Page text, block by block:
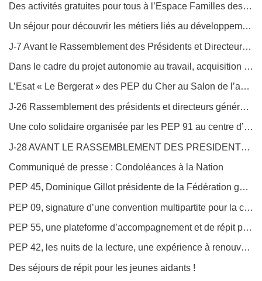
Des activités gratuites pour tous à l’Espace Familles des PEP 87
Un séjour pour découvrir les métiers liés au développement durable au centre des PEP 50 Les « Oyats » à Saint-Martin de Bréhal
J-7 Avant le Rassemblement des Présidents et Directeurs Généraux à Nancy !
Dans le cadre du projet autonomie au travail, acquisition de 4 véhicules électriques sans permis par l’Esat André-Rideau des PEP 86
L’Esat « Le Bergerat » des PEP du Cher au Salon de l’agriculture
J-26 Rassemblement des présidents et directeurs généraux à Nancy : Inscrivez-vous !
Une colo solidaire organisée par les PEP 91 au centre d’Ecluzelles des PEP 28
J-28 AVANT LE RASSEMBLEMENT DES PRESIDENTS ET DIRECTEURS GENERAUX 2023 !
Communiqué de presse : Condoléances à la Nation
PEP 45, Dominique Gillot présidente de la Fédération générale des PEP en visite dans le Loiret
PEP 09, signature d’une convention multipartite pour la création du Pôle d’appui et de ressources handicap et inclusion (Parhi)
PEP 55, une plateforme d’accompagnement et de répit pour les aidants de personnes en situation de handicap
PEP 42, les nuits de la lecture, une expérience à renouveler !
Des séjours de répit pour les jeunes aidants !